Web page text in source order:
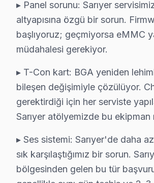
Hitachi Servis Yaklaşımımız
Tokyo mühendisliği ilkeleri
Hitachi TV Onarım Süreci
2. Termal kamera, osiloskop,
3. Arıza kaynağı tespit edilir:
4. Yazılı fiyat teklifi sunulur; onay
6. Tüm fonksiyonlar kapsamlı
Hitachi LED TV Bakım Tavsiyeleri
söz konusu model görüntüleme
▸ Panel sorunu: Sarıyer
altyapısına özgü bir sorun.
başlıyoruz; geçmiyorsa eMMC
müdahalesi gerekiyor.
▸ T-Con kart: BGA yeniden
bileşen değişimiyle çözülüyor.
gerektirdiği için her serviste
Sarıyer atölyemizde bu ekipman
▸ Ses sistemi: Sarıyer'de daha
sık karşılaştığımız bir sorun.
bölgesinden gelen bu tür